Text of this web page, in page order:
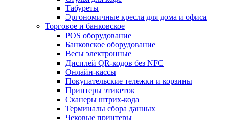
Табуреты
Эргономичные кресла для дома и офиса
Торговое и банковское
POS оборудование
Банковское оборудование
Весы электронные
Дисплей QR-кодов без NFC
Онлайн-кассы
Покупательские тележки и корзины
Принтеры этикеток
Сканеры штрих-кода
Терминалы сбора данных
Чековые принтеры